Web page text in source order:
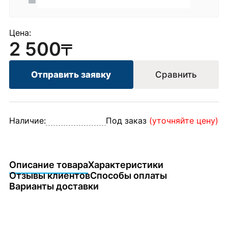
Цена:
2 500
Отправить заявку Сравнить
Наличие: Под заказ (уточняйте цену)
Описание товараХарактеристики
Отзывы клиентовСпособы оплаты
Варианты доставки